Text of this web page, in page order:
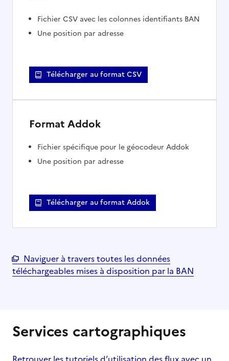
Fichier CSV avec les colonnes identifiants BAN
Une position par adresse
Télécharger au format CSV
Format Addok
Fichier spécifique pour le géocodeur Addok
Une position par adresse
Télécharger au format Addok
Naviguer à travers toutes les données
téléchargeables mises à disposition par la BAN
Services cartographiques